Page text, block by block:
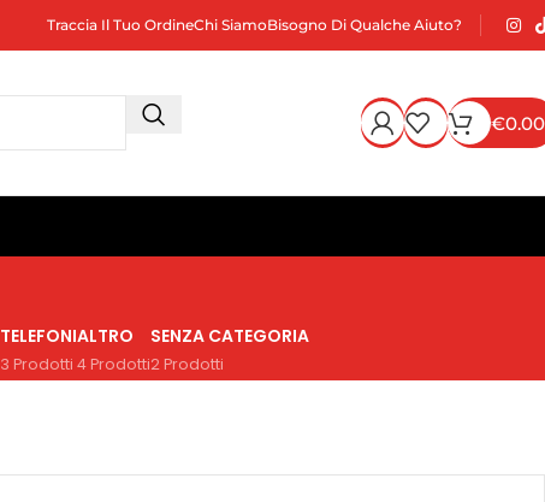
Traccia Il Tuo OrdineChi SiamoBisogno Di Qualche Aiuto?
€0.00
TELEFONI
3 Prodotti
ALTRO
4 Prodotti
SENZA CATEGORIA
2 Prodotti